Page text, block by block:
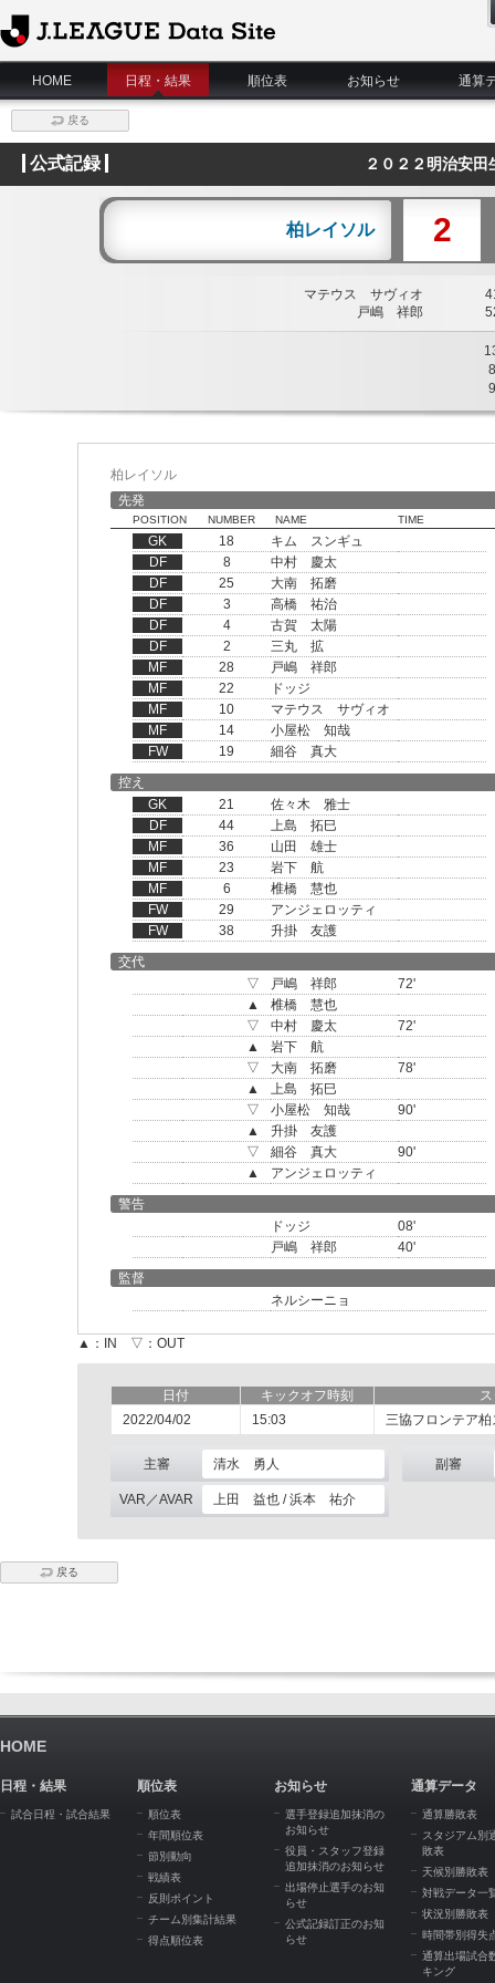
J.League Data Site
HOME
日程・結果 順位表 お知らせ 通算
戻る
公式記録 ２０２２明治安
柏レイソル 2
マテウス サヴィオ
戸嶋 祥郎
8
9
柏レイソル
先発
POSITION NUMBER NAME TIME
GK 18
キム スンギュ
DF
8
中村 慶太
DF
25
大南 拓磨
DF
3
高橋 祐治
DF
4
古賀 太陽
DF
2
三丸 拡
MF
28
戸嶋 祥郎
MF
22
ドッジ
MF
10
マテウス サヴィオ
MF
14
小屋松 知哉
FW
19
細谷 真大
控え
GK
21
佐々木 雅士
DF
44
上島 拓巳
MF
36
山田 雄士
MF
23
岩下 航
MF
6
椎橋 慧也
FW
29
アンジェロッティ
FW
38
升掛 友護
交代
▽
戸嶋 祥郎
72'
▲
椎橋 慧也
▽
中村 慶太
72'
▲
岩下 航
▽
大南 拓磨
78'
▲
上島 拓巳
▽
小屋松 知哉
90'
▲
升掛 友護
▽
細谷 真大
90'
▲
アンジェロッティ
警告
ドッジ
08'
戸嶋 祥郎
40'
監督
ネルシーニョ
▲：IN ▽：OUT
日付 キックオフ時刻
2022/04/02
15:03 三協フロンテア
主審 清水 勇人 副審
VAR／AVAR 上田 益也 / 浜本 祐介
戻る
HOME
日程・結果
試合日程・試合結果
順位表
順位表
年間順位表
節別動向
戦績表
反則ポイント
チーム別集計結果
得点順位表
お知らせ
選手登録追加抹消の
お知らせ
役員・スタッフ登録
追加抹消のお知らせ
出場停止選手のお知
らせ
公式記録訂正のお知
らせ
通算データ
通算勝敗表
スタジアム別
敗表
天候別勝敗表
対戦データ一
状況別勝敗表
時間帯別得失
通算出場試合
キング